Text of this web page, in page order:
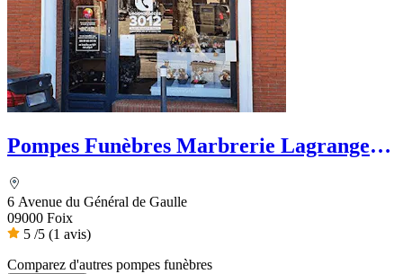
Pompes Funèbres Marbrerie Lagrange -
6 Avenue du Général de Gaulle
09000 Foix
5 /5 (1 avis)
Comparez d'autres pompes funèbres